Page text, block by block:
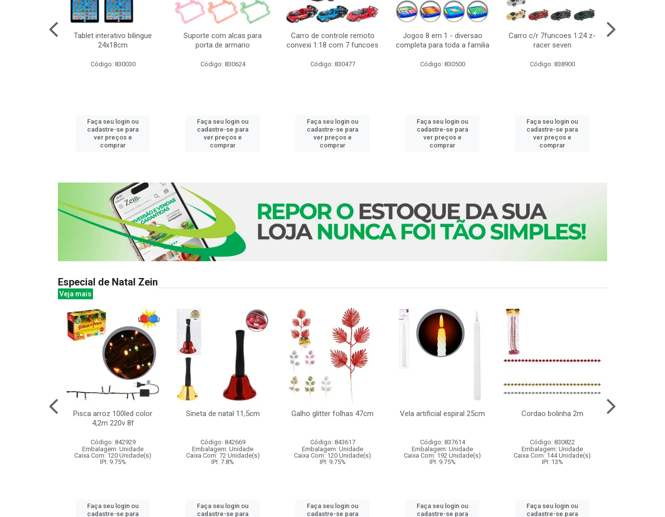
Tablet interativo bilingue
24x18cm
Código: 830030
Faça seu login ou
cadastre-se para
ver preços e
comprar
Suporte com alcas para
porta de armario
Código: 830624
Faça seu login ou
cadastre-se para
ver preços e
comprar
Carro de controle remoto
convexi 1:18 com 7 funcoes
Código: 830477
Faça seu login ou
cadastre-se para
ver preços e
comprar
Jogos 8 em 1 - diversao
completa para toda a familia
Código: 830500
Faça seu login ou
cadastre-se para
ver preços e
comprar
Carro c/r 7funcoes 1:24 z-
racer seven
Código: 838900
Faça seu login ou
cadastre-se para
ver preços e
comprar
Especial de Natal Zein
Veja mais
Pisca arroz 100led color
4,2m 220v 8f
Código: 842929
Embalagem: Unidade
Caixa Com: 120 Unidade(s)
IPI: 9.75%
Faça seu login ou
cadastre-se para
Sineta de natal 11,5cm
Código: 842669
Embalagem: Unidade
Caixa Com: 72 Unidade(s)
IPI: 7.8%
Faça seu login ou
cadastre-se para
Galho glitter folhas 47cm
Código: 843617
Embalagem: Unidade
Caixa Com: 120 Unidade(s)
IPI: 9.75%
Faça seu login ou
cadastre-se para
Vela artificial espiral 25cm
Código: 837614
Embalagem: Unidade
Caixa Com: 192 Unidade(s)
IPI: 9.75%
Faça seu login ou
cadastre-se para
Cordao bolinha 2m
Código: 830822
Embalagem: Unidade
Caixa Com: 144 Unidade(s)
IPI: 13%
Faça seu login ou
cadastre-se para